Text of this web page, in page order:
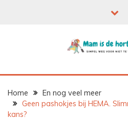
Home
En nog veel meer
Geen pashokjes bij HEMA.
kans?